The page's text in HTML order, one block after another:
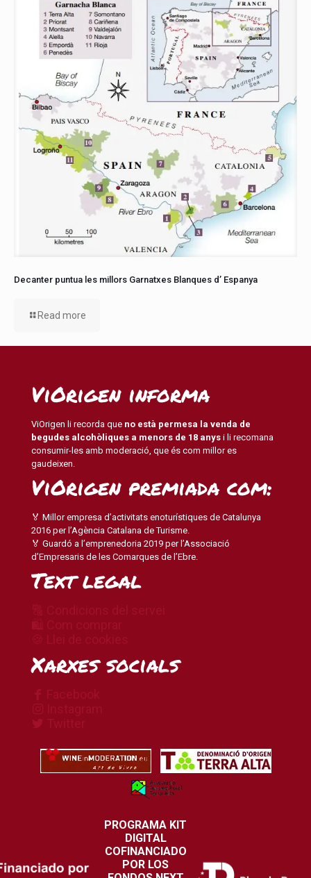
Decanter puntua les millors Garnatxes Blanques d’ Espanya
Read more
ViOrigen informa
ViOrigen li recorda que no està permesa la venda de
begudes alcohòliques a menors de 18 anys i li recomana
consumir-les amb moderació, que és com millor es
gaudeixen.
ViOrigen premiada com:
🏅 Millor empresa d’activitats enoturístiques de Catalunya
2016 per l’Agència Catalana de Turisme.
🏅 Guardó a l’emprenedoria 2019 per l’Associació
d’Empresaris de les Comarques de l’Ebre.
Text legal
Xarxes socials
PROGRAMA KIT
DIGITAL
COFINANCIADO
POR LOS